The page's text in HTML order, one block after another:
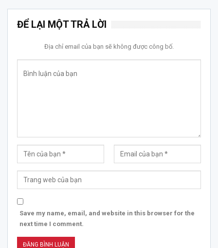
ĐỂ LẠI MỘT TRẢ LỜI
Địa chỉ email của bạn sẽ không được công bố.
Save my name, email, and website in this browser for the
next time I comment.